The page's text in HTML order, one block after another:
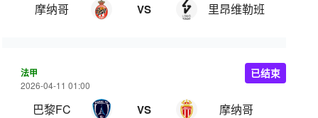
摩纳哥 VS 里昂维勒班
法甲
2026-04-11 01:00
巴黎FC VS 摩纳哥
已结束